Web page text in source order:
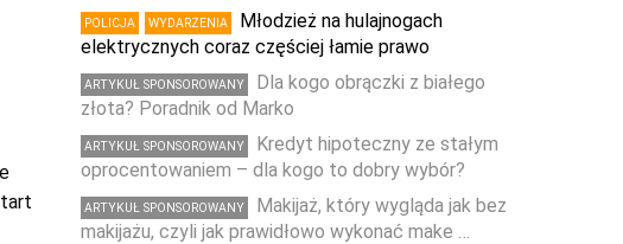
POLICJA WYDARZENIA
Młodzież na hulajnogach
elektrycznych coraz częściej łamie prawo
ARTYKUŁ SPONSOROWANY
Dla kogo obrączki z białego
złota? Poradnik od Marko
ARTYKUŁ SPONSOROWANY
Kredyt hipoteczny ze stałym
oprocentowaniem – dla kogo to dobry wybór?
ARTYKUŁ SPONSOROWANY
Makijaż, który wygląda jak bez
makijażu, czyli jak prawidłowo wykonać make …